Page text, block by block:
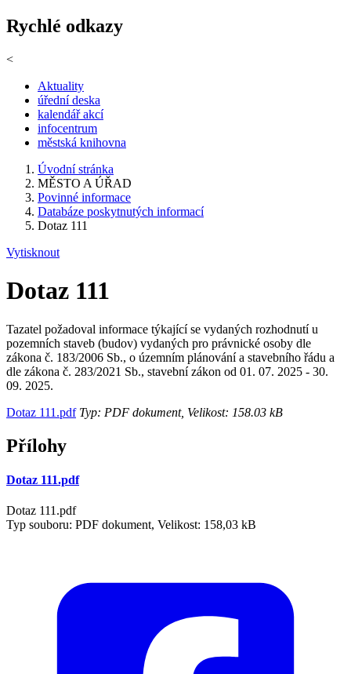
Rychlé odkazy
<
Aktuality
úřední deska
kalendář akcí
infocentrum
městská knihovna
Úvodní stránka
MĚSTO A ÚŘAD
Povinné informace
Databáze poskytnutých informací
Dotaz 111
Vytisknout
Dotaz 111
Tazatel požadoval informace týkající se vydaných rozhodnutí u
pozemních staveb (budov) vydaných pro právnické osoby dle
zákona č. 183/2006 Sb., o územním plánování a stavebního řádu a
dle zákona č. 283/2021 Sb., stavební zákon od 01. 07. 2025 - 30.
09. 2025.
Dotaz 111.pdfTyp: PDF dokument, Velikost: 158.03 kB
Přílohy
Dotaz 111.pdf
Dotaz 111.pdf
Typ souboru: PDF dokument, Velikost: 158,03 kB